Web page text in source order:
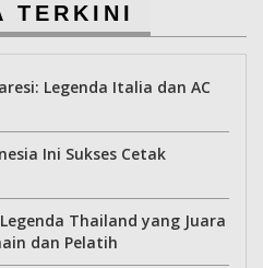
TERKINI
Legenda Italia dan AC
Ini Sukses Cetak
Thailand yang Juara
dan Pelatih